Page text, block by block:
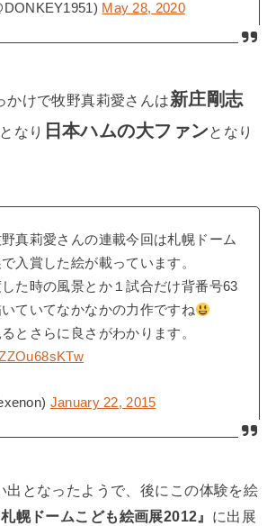
May 28, 2020
かけで牧野真莉愛さんは新庄剛志
となり 日本ハムの大ファン となり
真莉愛さんの連載今回は札幌ドーム
入賞した絵が載っています。
た時の風景とか１試合だけ背番号63
ていてなかなかの力作ですね
とさらに良さがわかります。
January 22, 2015
出となったようで、後にこの体験を絵
札幌ドームこども絵画展2012』 に出展